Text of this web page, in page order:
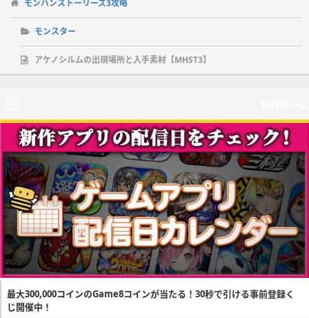
モンハンストーリーズ3攻略
モンスター
アケノシルムの出現場所と入手素材【MHST3】
最大300,000コインのGame8コインが当たる！30秒で引ける事前登録く
じ開催中！